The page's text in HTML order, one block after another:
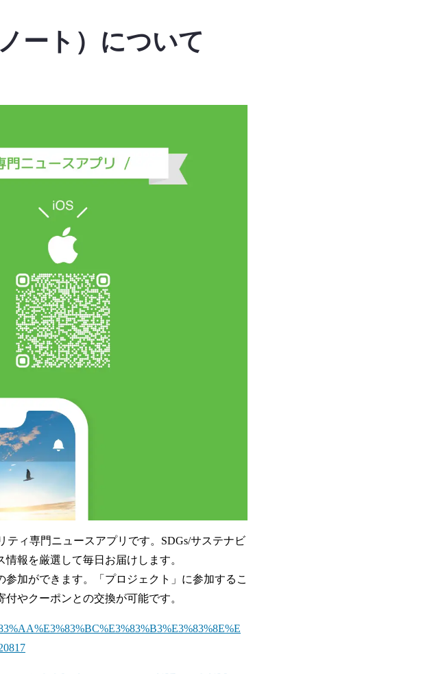
ート）について
ティ専門ニュースアプリです。SDGs/サステナビ
報を厳選して毎日お届けします。
加ができます。「プロジェクト」に参加するこ
やクーポンとの交換が可能です。